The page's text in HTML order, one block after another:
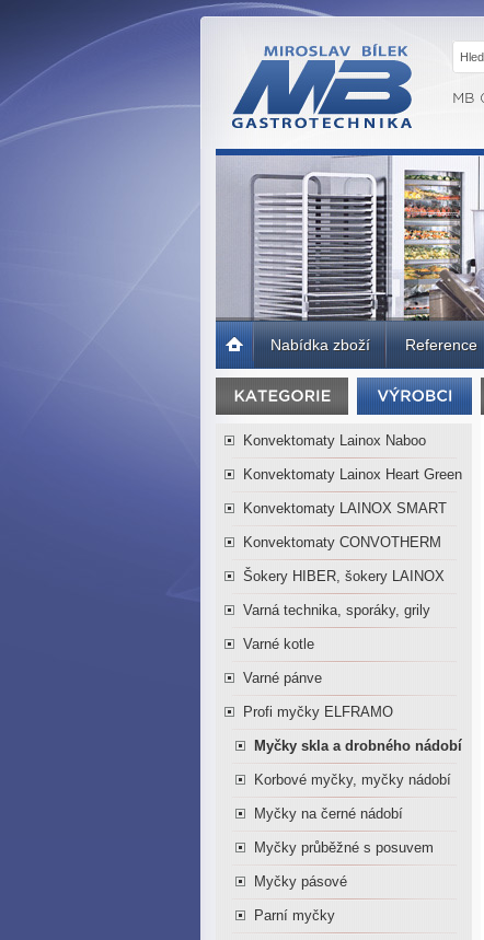
MB GASTRO
BRNO -
Gastrotechnika,
profesionální
kuchyně
strana
Nabídka zboží Reference
Konvektomaty Lainox Naboo
Konvektomaty Lainox Heart Green
Konvektomaty LAINOX SMART
Konvektomaty CONVOTHERM
Šokery HIBER, šokery LAINOX
Varná technika, sporáky, grily
Varné kotle
Varné pánve
Profi myčky ELFRAMO
Myčky skla a drobného nádobí
Korbové myčky, myčky nádobí
Myčky na černé nádobí
Myčky průběžné s posuvem
Myčky pásové
Parní myčky